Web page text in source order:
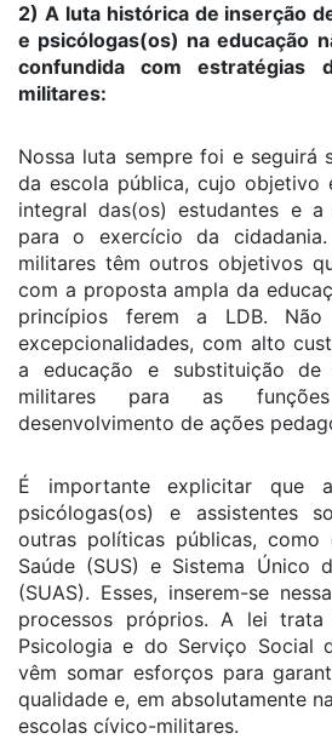
2) A luta histórica de inserção
e psicólogas(os) na educação
confundida com estratégias
militares:
Nossa luta sempre foi e seguirá
da escola pública, cujo objetivo
integral das(os) estudantes e a
para o exercício da
militares têm outros objetivos
com a proposta ampla da
princípios ferem a LDB. Não
excepcionalidades, com alto
a educação e substituição de
militares para as
desenvolvimento de ações
É importante explicitar
psicólogas(os) e assistentes
outras políticas públicas,
Saúde (SUS) e Sistema Único
(SUAS). Esses, inserem-se
processos próprios. A lei
Psicologia e do Serviço Social
vêm somar esforços para
qualidade e, em absolutamente
escolas cívico-militares.